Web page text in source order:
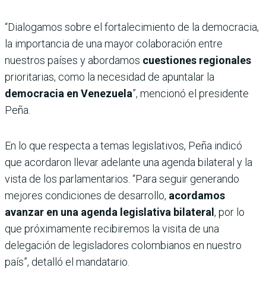
“Dialogamos sobre el fortalecimiento de la democracia,
la importancia de una mayor colaboración entre
nuestros países y abordamos cuestiones regionales
prioritarias, como la necesidad de apuntalar la
democracia en Venezuela”, mencionó el presidente
Peña.
En lo que respecta a temas legislativos, Peña indicó
que acordaron llevar adelante una agenda bilateral y la
vista de los parlamentarios. “Para seguir generando
mejores condiciones de desarrollo, acordamos
avanzar en una agenda legislativa bilateral, por lo
que próximamente recibiremos la visita de una
delegación de legisladores colombianos en nuestro
país”, detalló el mandatario.